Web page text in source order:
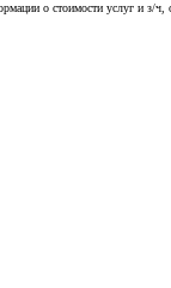
о стоимости услуг и з/